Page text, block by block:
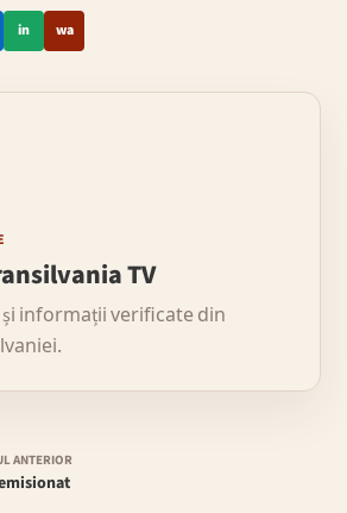
in wa
TV
informații verificate din
ANTERIOR